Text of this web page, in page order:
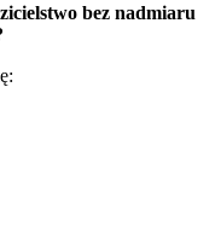
bez nadmiaru